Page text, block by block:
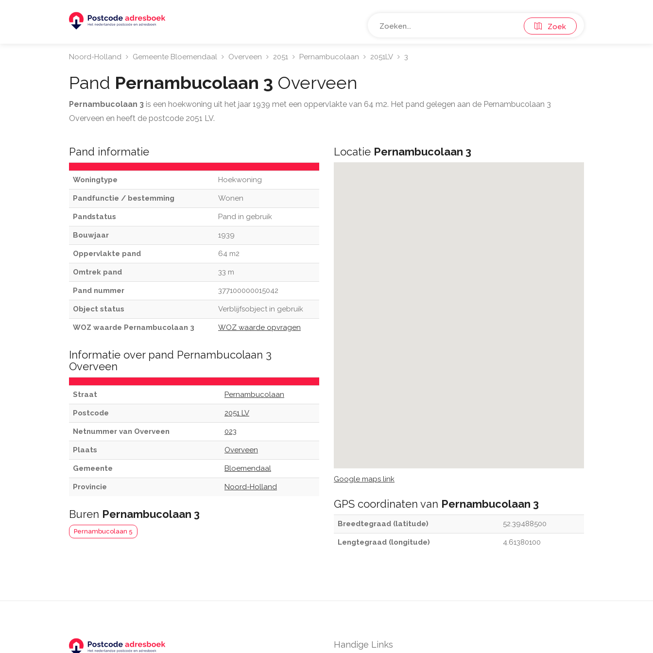
Zoek
Noord-Holland Gemeente Bloemendaal Overveen 2051 Pernambucolaan 2051LV 3
Pand Pernambucolaan 3 Overveen
Pernambucolaan 3 is een hoekwoning uit het jaar 1939 met een oppervlakte van 64 m2. Het pand gelegen aan de Pernambucolaan 3
Overveen en heeft de postcode 2051 LV.
Pand informatie
Woningtype Hoekwoning
Pandfunctie / bestemming Wonen
Pandstatus Pand in gebruik
Bouwjaar 1939
Oppervlakte pand 64 m2
Omtrek pand 33 m
Pand nummer 377100000015042
Object status Verblijfsobject in gebruik
WOZ waarde Pernambucolaan 3 WOZ waarde opvragen
Informatie over pand Pernambucolaan 3
Overveen
Straat Pernambucolaan
Postcode 2051 LV
Netnummer van Overveen 023
Plaats Overveen
Gemeente Bloemendaal
Provincie Noord-Holland
Buren Pernambucolaan 3
Pernambucolaan 5
Locatie Pernambucolaan 3
Google maps link
GPS coordinaten van Pernambucolaan 3
Breedtegraad (latitude) 52.39488500
Lengtegraad (longitude) 4.61380100
Handige Links